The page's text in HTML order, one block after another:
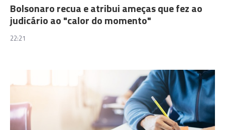
Bolsonaro recua e atribui ameças que fez ao
judicário ao "calor do momento"
22:21